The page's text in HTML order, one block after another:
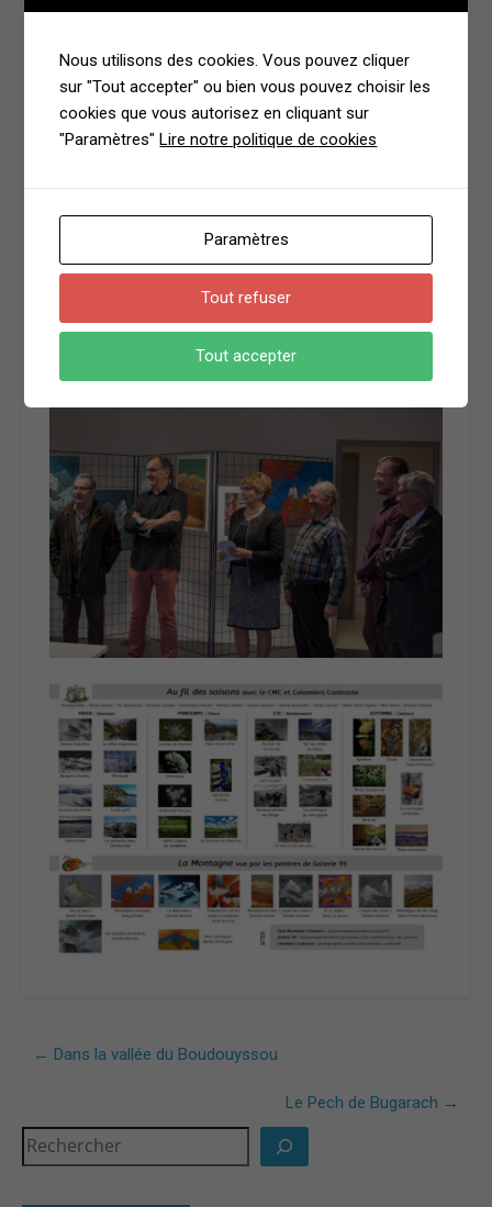
← Dans la vallée du Boudouyssou
Le Pech de Bugarach →
Nous utilisons des cookies. Vous pouvez cliquer
sur "Tout accepter" ou bien vous pouvez choisir les
cookies que vous autorisez en cliquant sur
"Paramètres"Lire notre politique de cookies
Paramètres
Tout refuser
Tout accepter